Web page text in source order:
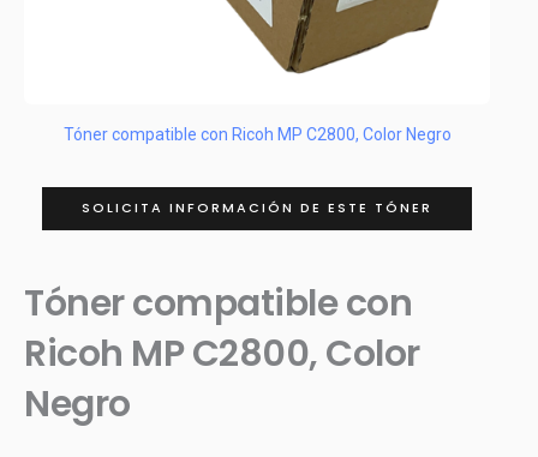
Tóner compatible con Ricoh MP C2800, Color Negro
SOLICITA INFORMACIÓN DE ESTE TÓNER
Tóner compatible con
Ricoh MP C2800, Color
Negro